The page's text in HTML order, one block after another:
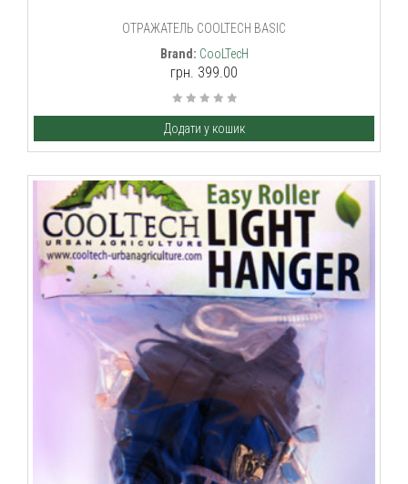
ОТРАЖАТЕЛЬ COOLTECH BASIC
Brand: CooLTecH
грн. 399.00
Додати у кошик